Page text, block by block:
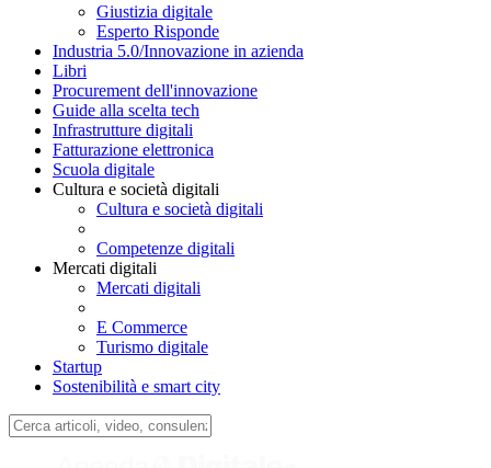
Giustizia digitale
Esperto Risponde
Industria 5.0/Innovazione in azienda
Libri
Procurement dell'innovazione
Guide alla scelta tech
Infrastrutture digitali
Fatturazione elettronica
Scuola digitale
Cultura e società digitali
Cultura e società digitali
Competenze digitali
Mercati digitali
Mercati digitali
E Commerce
Turismo digitale
Startup
Sostenibilità e smart city